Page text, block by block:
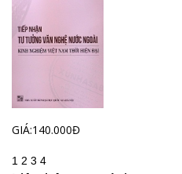
GIÁ:140.000Đ
1 2 3 4